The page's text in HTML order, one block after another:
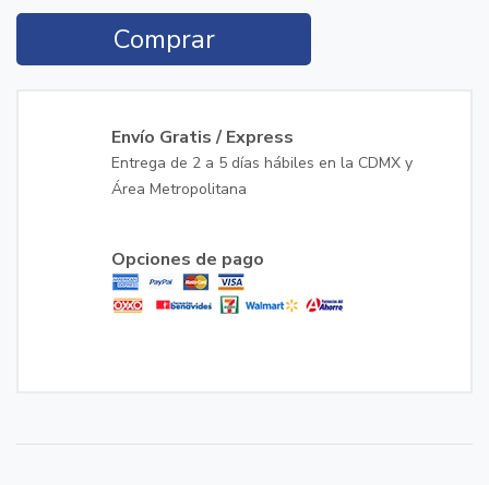
Comprar
Envío Gratis / Express
Entrega de 2 a 5 días hábiles en la CDMX y
Área Metropolitana
Opciones de pago